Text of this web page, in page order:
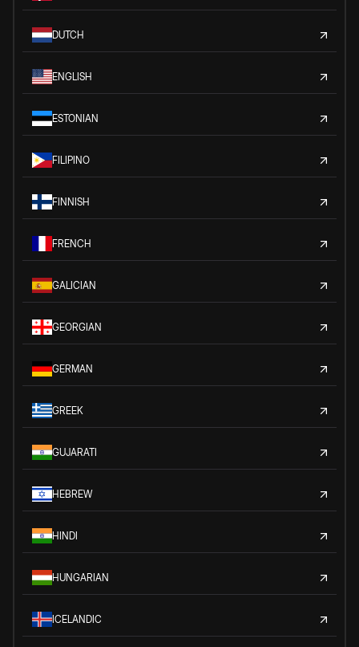
DUTCH
ENGLISH
ESTONIAN
FILIPINO
FINNISH
FRENCH
GALICIAN
GEORGIAN
GERMAN
GREEK
GUJARATI
HEBREW
HINDI
HUNGARIAN
ICELANDIC